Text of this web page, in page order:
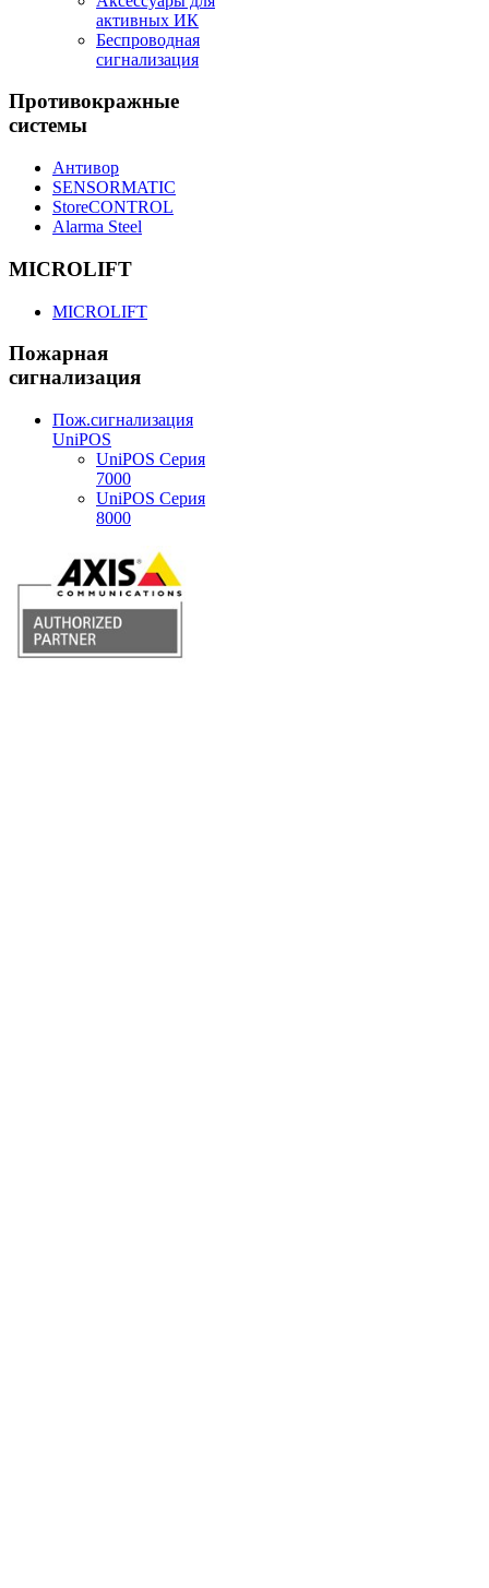
активных ИК
Беспроводная
сигнализация
Противокражные
системы
Антивор
SENSORMATIC
StoreCONTROL
Alarma Steel
MICROLIFT
MICROLIFT
Пожарная
сигнализация
Пож.сигнализация
UniPOS
UniPOS Серия
7000
UniPOS Серия
8000